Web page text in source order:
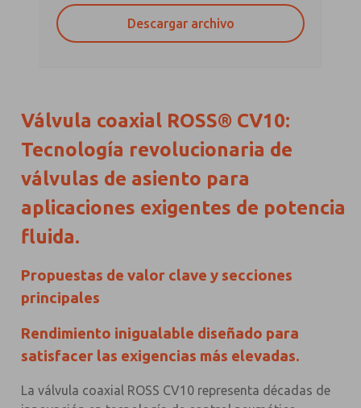
Descargar archivo
Válvula coaxial ROSS® CV10:
Tecnología revolucionaria de
válvulas de asiento para
aplicaciones exigentes de potencia
fluida.
Propuestas de valor clave y secciones
principales
Rendimiento inigualable diseñado para
satisfacer las exigencias más elevadas.
La válvula coaxial ROSS CV10 representa décadas de